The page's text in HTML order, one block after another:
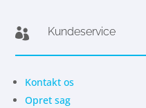
 Kundeservice
Kontakt os
Opret sag